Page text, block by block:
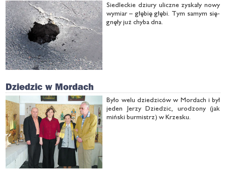
Sie­dlec­kie dziu­ry ulicz­ne zy­ska­ły no­wy
wy­miar – głę­bię głę­bi. Tym sa­mym się­
gnę­ły już chy­ba dna.
Dziedzic w Mordach
By­ło we­lu dzie­dzi­ców w Mor­dach i był
je­den Je­rzy Dzie­dzic, uro­dzo­ny (jak
miń­ski bur­mistrz) w Krze­sku.